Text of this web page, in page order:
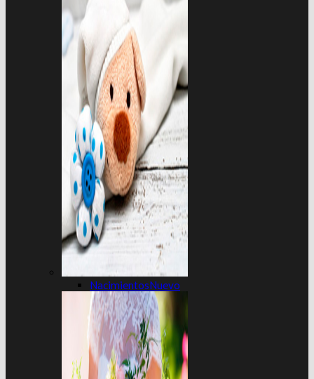
Nacimientos